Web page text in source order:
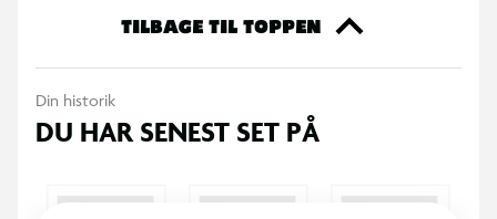
TILBAGE TIL TOPPEN
Din historik
DU HAR SENEST SET PÅ